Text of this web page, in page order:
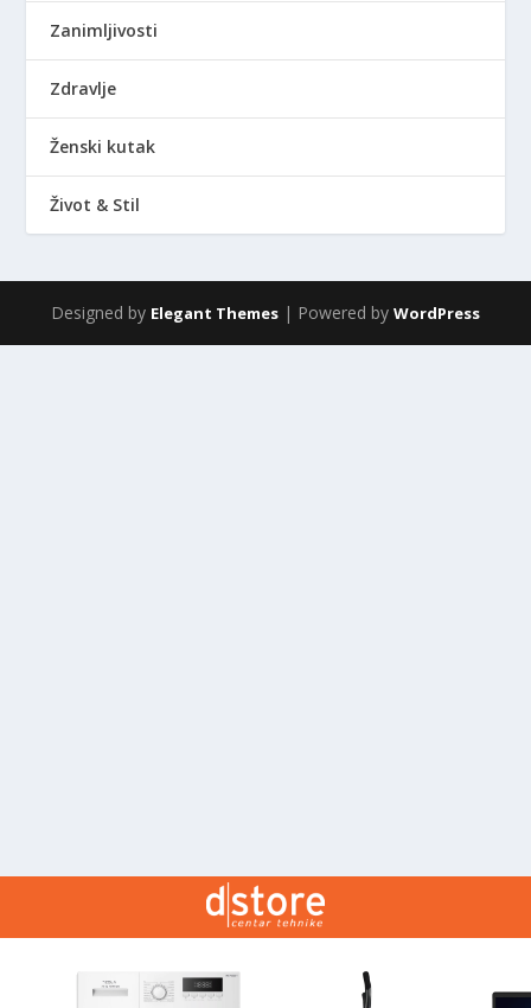
Zanimljivosti
Zdravlje
Ženski kutak
Život & Stil
Designed by Elegant Themes | Powered by WordPress